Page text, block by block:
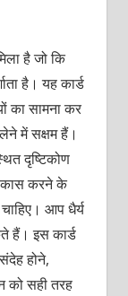
है जो कि
है। यह कार्ड
का सामना कर
में सक्षम हैं।
दृष्टिकोण
करने के
आप धैर्य
हैं। इस कार्ड
होने,
को सही तरह